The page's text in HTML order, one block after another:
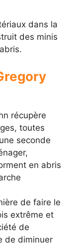
dans la
des minis
récupère
toutes
seconde
en abris
de faire le
extrême et
de
de diminuer